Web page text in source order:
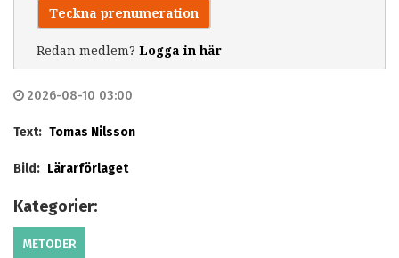
Teckna prenumeration
Redan medlem? Logga in här
2026-08-10 03:00
Text: Tomas Nilsson
Bild: Lärarförlaget
Kategorier:
METODER